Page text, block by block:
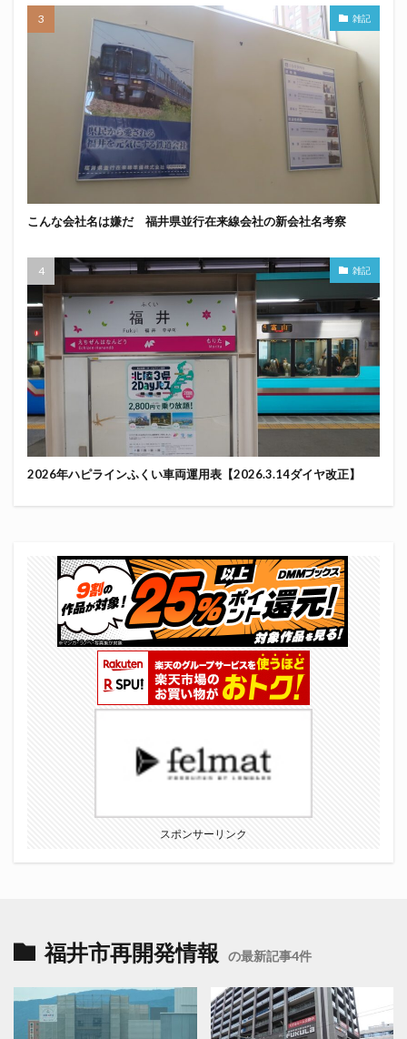
雑記
こんな会社名は嫌だ 福井県並行在来線会社の新会社名考察
雑記
2026年ハピラインふくい車両運用表【2026.3.14ダイヤ改正】
スポンサーリンク
福井市再開発情報 の最新記事4件